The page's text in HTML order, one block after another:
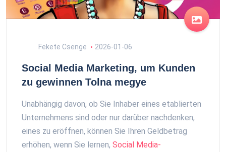
Fekete Csenge 2026-01-06
Social Media Marketing, um Kunden
zu gewinnen Tolna megye
Unabhängig davon, ob Sie Inhaber eines etablierten
Unternehmens sind oder nur darüber nachdenken,
eines zu eröffnen, können Sie Ihren Geldbetrag
erhöhen, wenn Sie lernen, Social Media-